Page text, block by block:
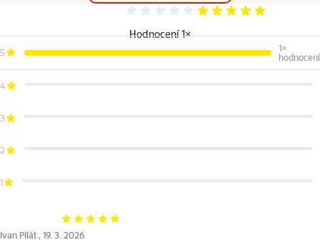
Hodnocení 1×
Hodnocení 100%
5
1×
hodnocení
4
3
2
1
Hodnocení 100%
Ivan Pilát , 19. 3. 2026